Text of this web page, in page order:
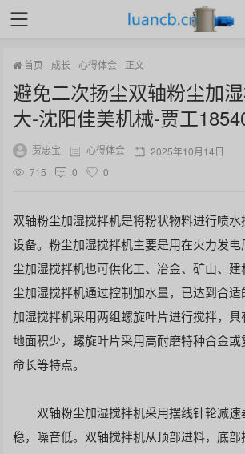
首页 - 成长 -心得体会 - 正文
避免二次扬尘双轴粉尘加
大-沈阳佳美机械-贾工
贾忠宝 心得体会
2025年10月14日
715
0 0
双轴粉尘加湿搅拌机是将粉状物料进行喷
设备。粉尘加湿搅拌机主要是用在火力发
尘加湿搅拌机也可供化工、冶金、矿山、
尘加湿搅拌机通过控制加水量，已达到合
加湿搅拌机采用两组螺旋叶片进行搅拌，
地面积少，螺旋叶片采用高耐磨特种合金
命长等特点。
双轴粉尘加湿搅拌机采用摆线针轮减速
稳，噪音低。双轴搅拌机从顶部进料，底部